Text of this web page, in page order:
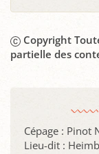
Copyright
partielle des
Cépage : Pinot
Lieu-dit :